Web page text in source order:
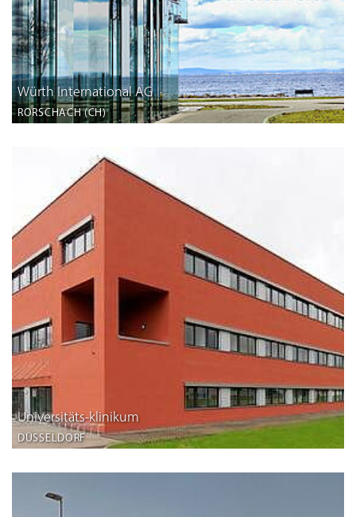
Würth International AG
RORSCHACH (CH)
Universitäts-klinikum
DÜSSELDORF